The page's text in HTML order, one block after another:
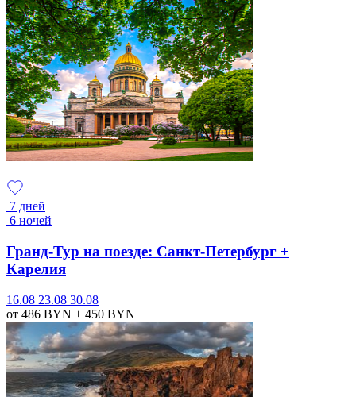
7 дней
6 ночей
Гранд-Тур на поезде: Санкт-Петербург +
Карелия
16.08 23.08 30.08
от 486 BYN + 450 BYN